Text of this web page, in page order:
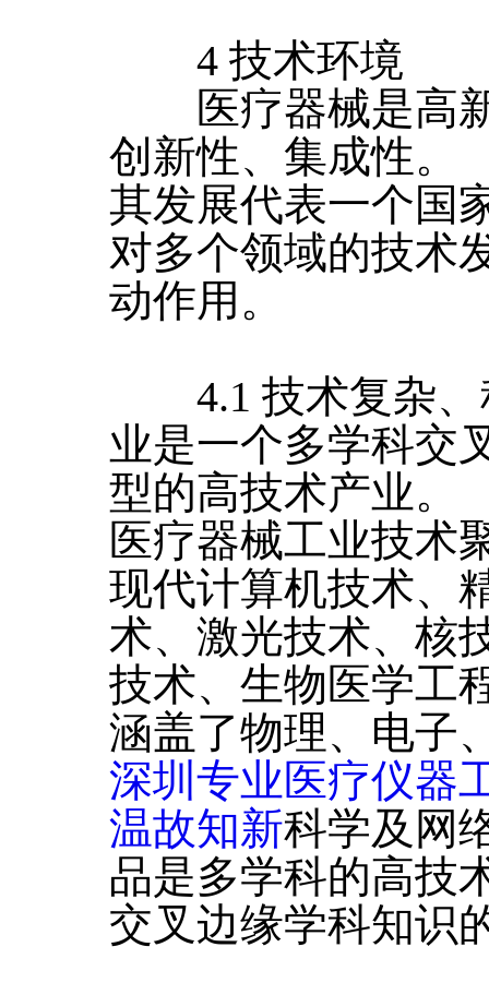
4 技术环境
医疗器械是高新
创新性、集成性。
其发展代表一个国
对多个领域的技术
动作用。
4.1 技术复杂、
业是一个多学科交
型的高技术产业。
医疗器械工业技术
现代计算机技术、
术、激光技术、核
技术、生物医学工
涵盖了物理、电子
深圳专业医疗仪器
温故知新科学及网
品是多学科的高技
交叉边缘学科知识